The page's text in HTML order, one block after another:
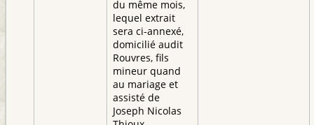
du même mois,
lequel extrait
sera ci-annexé,
domicilié audit
Rouvres, fils
mineur quand
au mariage et
assisté de
Joseph Nicolas